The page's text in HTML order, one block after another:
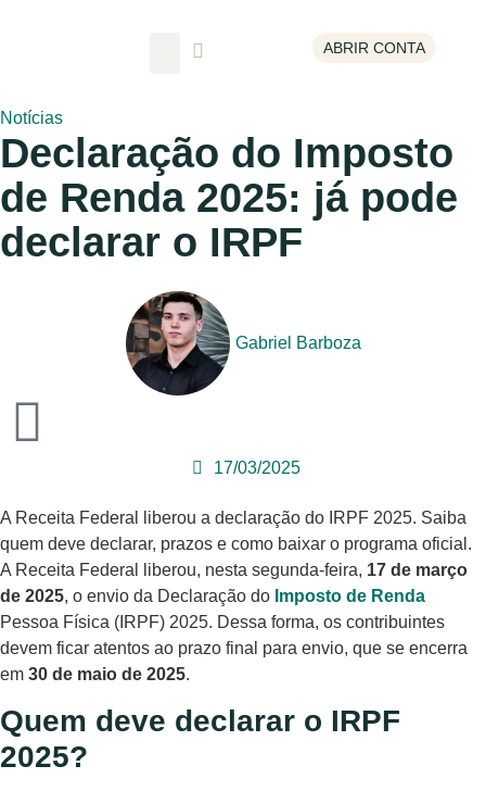
ABRIR CONTA
Notícias
Declaração do Imposto
de Renda 2025: já pode
declarar o IRPF
Gabriel Barboza
17/03/2025
A Receita Federal liberou a declaração do IRPF 2025. Saiba
quem deve declarar, prazos e como baixar o programa oficial.
A Receita Federal liberou, nesta segunda-feira, 17 de março
de 2025, o envio da Declaração do Imposto de Renda
Pessoa Física (IRPF) 2025. Dessa forma, os contribuintes
devem ficar atentos ao prazo final para envio, que se encerra
em 30 de maio de 2025.
Quem deve declarar o IRPF
2025?